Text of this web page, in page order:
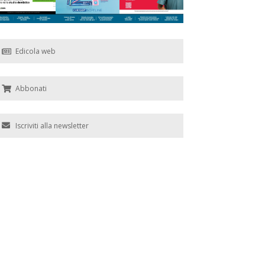
Edicola web
Abbonati
Iscriviti alla newsletter